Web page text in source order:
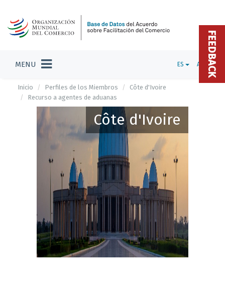
MENU ES ADMIN
Inicio Perfiles de los Miembros
Côte d'Ivoire
Recurso a agentes de aduanas
Côte d'Ivoire
FEEDBACK